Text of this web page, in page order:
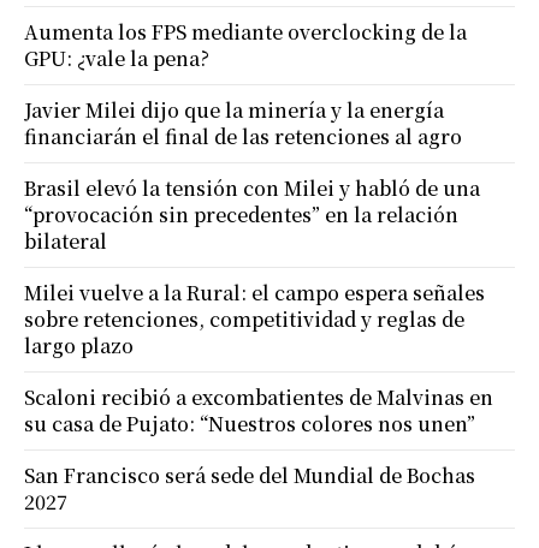
Aumenta los FPS mediante overclocking de la
GPU: ¿vale la pena?
Javier Milei dijo que la minería y la energía
financiarán el final de las retenciones al agro
Brasil elevó la tensión con Milei y habló de una
“provocación sin precedentes” en la relación
bilateral
Milei vuelve a la Rural: el campo espera señales
sobre retenciones, competitividad y reglas de
largo plazo
Scaloni recibió a excombatientes de Malvinas en
su casa de Pujato: “Nuestros colores nos unen”
San Francisco será sede del Mundial de Bochas
2027